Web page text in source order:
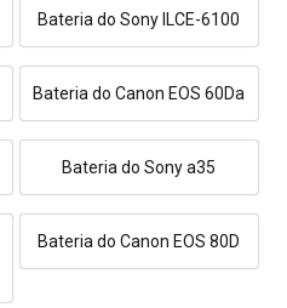
Bateria do Sony ILCE-6100
Bateria do Canon EOS 60Da
Bateria do Sony a35
Bateria do Canon EOS 80D